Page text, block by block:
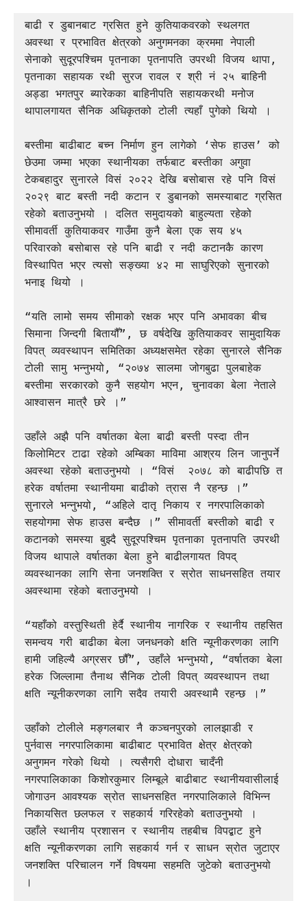
बाढी र डुबानबाट ग्रसित हुने कुतियाकवरको स्थलगत
अवस्था र प्रभावित क्षेत्रको अनुगमनका क्रममा नेपाली
सेनाको सुदूरपश्चिम पृतनाका पृतनापति उपरथी विजय थापा,
पृतनाका सहायक रथी सुरज रावल र श्री नं २५ बाहिनी
अड्डा भगतपुर ब्यारेकका बाहिनीपति सहायकरथी मनोज
थापालगायत सैनिक अधिकृतको टोली त्यहाँ पुगेको थियो ।
बस्तीमा बाढीबाट बच्न निर्माण हुन लागेको ‘सेफ हाउस’ को
छेउमा जम्मा भएका स्थानीयका तर्फबाट बस्तीका अगुवा
टेकबहादुर सुनारले विसं २०२२ देखि बसोबास रहे पनि विसं
२०२९ बाट बस्ती नदी कटान र डुबानको समस्याबाट ग्रसित
रहेको बताउनुभयो । दलित समुदायको बाहुल्यता रहेको
सीमावर्ती कुतियाकवर गाउँमा कुनै बेला एक सय ४५
परिवारको बसोबास रहे पनि बाढी र नदी कटानकै कारण
विस्थापित भएर त्यसो सङ्ख्या ४२ मा साघुरिएको सुनारको
भनाइ थियो ।
“यति लामो समय सीमाको रक्षक भएर पनि अभावका बीच
सिमाना जिन्दगी बितायौँ”, छ वर्षदेखि कुतियाकवर सामुदायिक
विपत् व्यवस्थापन समितिका अध्यक्षसमेत रहेका सुनारले सैनिक
टोली सामु भन्नुभयो, “२०७४ सालमा जोगबुढा पुलबाहेक
बस्तीमा सरकारको कुनै सहयोग भएन, चुनावका बेला नेताले
आश्वासन मात्रै छरे ।”
उहाँले अझै पनि वर्षातका बेला बाढी बस्ती पस्दा तीन
किलोमिटर टाढा रहेको अम्बिका माविमा आश्रय लिन जानुपर्ने
अवस्था रहेको बताउनुभयो । “विसं  २०७८ को बाढीपछि त
हरेक वर्षातमा स्थानीयमा बाढीको त्रास नै रहन्छ ।”
सुनारले भन्नुभयो, “अहिले दातृ निकाय र नगरपालिकाको
सहयोगमा सेफ हाउस बन्दैछ ।” सीमावर्ती बस्तीको बाढी र
कटानको समस्या बुझ्दै सुदूरपश्चिम पृतनाका पृतनापति उपरथी
विजय थापाले वर्षातका बेला हुने बाढीलगायत विपद्
व्यवस्थानका लागि सेना जनशक्ति र स्रोत साधनसहित तयार
अवस्थामा रहेको बताउनुभयो ।
“यहाँको वस्तुस्थिती हेर्दै स्थानीय नागरिक र स्थानीय तहसित
समन्वय गरी बाढीका बेला जनधनको क्षति न्यूनीकरणका लागि
हामी जहिल्यै अग्रसर छौँ”, उहाँले भन्नुभयो, “वर्षातका बेला
हरेक जिल्लामा तैनाथ सैनिक टोली विपत् व्यवस्थापन तथा
क्षति न्यूनीकरणका लागि सदैव तयारी अवस्थामै रहन्छ ।”
उहाँको टोलीले मङ्गलबार नै कञ्चनपुरको लालझाडी र
पुर्नवास नगरपालिकामा बाढीबाट प्रभावित क्षेत्र क्षेत्रको
अनुगमन गरेको थियो । त्यसैगरी दोधारा चादँनी
नगरपालिकाका किशोरकुमार लिम्बूले बाढीबाट स्थानीयवासीलाई
जोगाउन आवश्यक स्रोत साधनसहित नगरपालिकाले विभिन्न
निकायसित छलफल र सहकार्य गरिरहेको बताउनुभयो ।
उहाँले स्थानीय प्रशासन र स्थानीय तहबीच विपद्बाट हुने
क्षति न्यूनीकरणका लागि सहकार्य गर्न र साधन स्रोत जुटाएर
जनशक्ति परिचालन गर्ने विषयमा सहमति जुटेको बताउनुभयो
।